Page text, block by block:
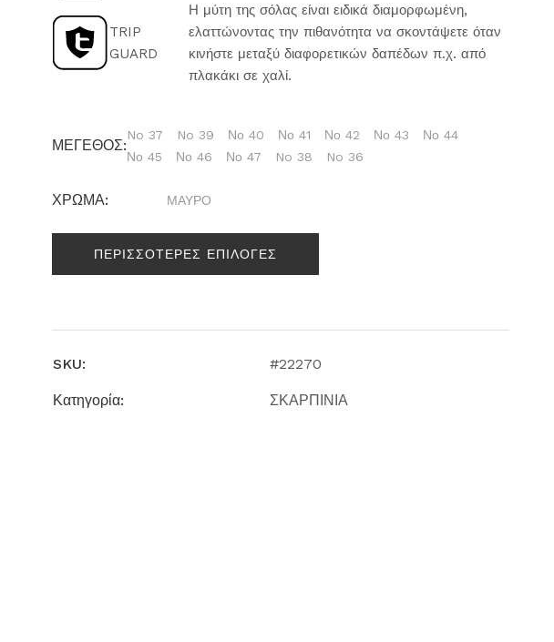
TRIP
GUARD
Η μύτη της σόλας είναι ειδικά διαμορφωμένη,
ελαττώνοντας την πιθανότητα να σκοντάψετε όταν
κινήστε μεταξύ διαφορετικών δαπέδων π.χ. από
πλακάκι σε χαλί.
ΜΕΓΕΘΟΣ:
No 37 No 39 Νο 40 Νο 41 Νο 42 Νο 43
Νο 44
Νο 45
Νο 46 Νο 47 No 38 No 36
ΧΡΩΜΑ: ΜΑΥΡΟ
ΠΕΡΙΣΣΟΤΕΡΕΣ ΕΠΙΛΟΓΕΣ
SKU: #22270
Κατηγορία: ΣΚΑΡΠΙΝΙΑ